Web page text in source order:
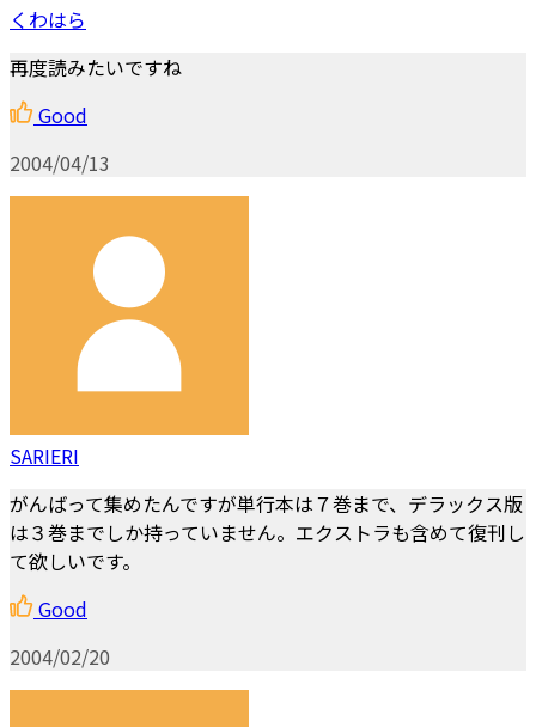
くわはら
再度読みたいですね
Good
2004/04/13
SARIERI
がんばって集めたんですが単行本は７巻まで、デラックス版
は３巻までしか持っていません。エクストラも含めて復刊し
て欲しいです。
Good
2004/02/20